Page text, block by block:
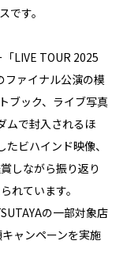
です。
LIVE TOUR 2025
ファイナル公演の模
ブック、ライブ写真
ムで封入されるほ
ビハインド映像、
しながら振り返り
れています。
の一部対象店
ャンペーンを実施